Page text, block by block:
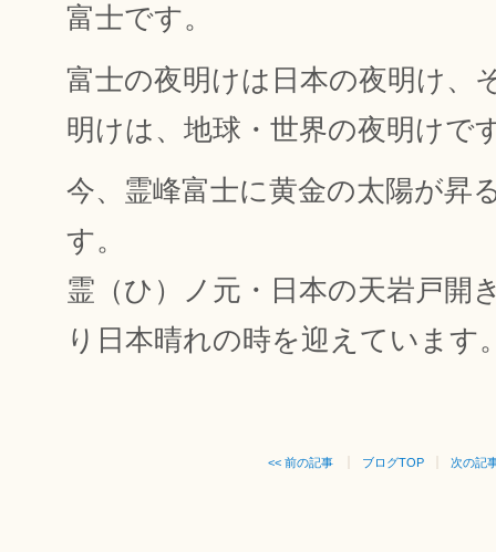
富士です。
富士の夜明けは日本の夜明け、
明けは、地球・世界の夜明けで
今、霊峰富士に黄金の太陽が昇
す。
霊（ひ）ノ元・日本の天岩戸開
り日本晴れの時を迎えています
<< 前の記事 ブログTOP 次の記